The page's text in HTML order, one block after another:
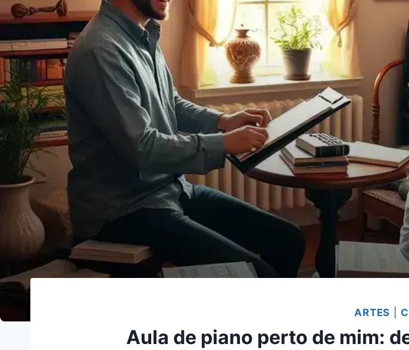
ARTES
Aula de piano perto de mim: